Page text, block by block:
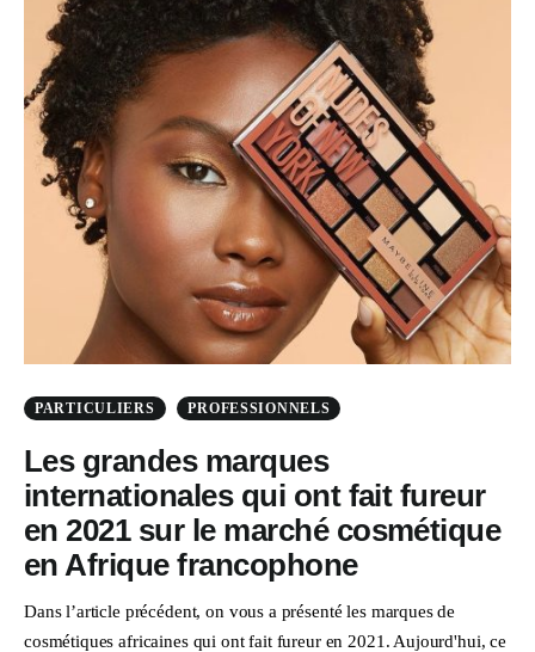
Rapport 2021
L’Annuaire
Nos services
Shop
PARTICULIERS PROFESSIONNELS
Les grandes marques
internationales qui ont fait fureur
en 2021 sur le marché cosmétique
en Afrique francophone
Dans l’article précédent, on vous a présenté les marques de
cosmétiques africaines qui ont fait fureur en 2021. Aujourd'hui, ce